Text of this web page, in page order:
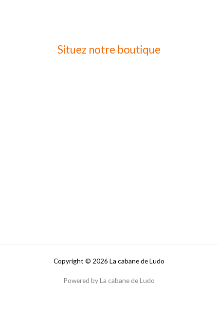
Situez notre boutique
Copyright © 2026 La cabane de Ludo
Powered by La cabane de Ludo